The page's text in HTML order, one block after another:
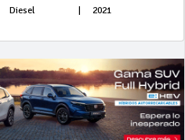
Diesel 2021